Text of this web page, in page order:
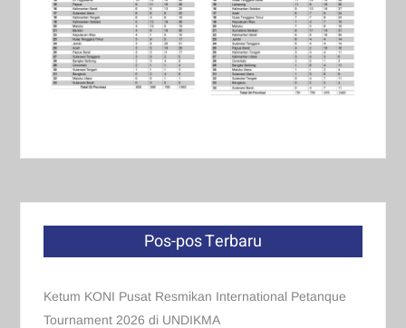
Pos-pos Terbaru
Ketum KONI Pusat Resmikan International Petanque
Tournament 2026 di UNDIKMA